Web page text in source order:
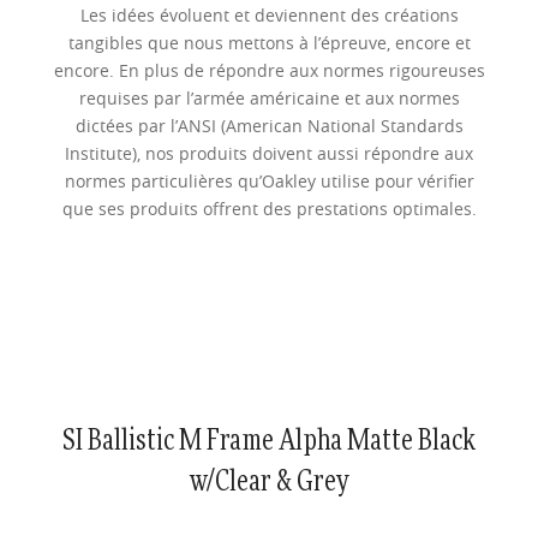
Les idées évoluent et deviennent des créations
tangibles que nous mettons à l’épreuve, encore et
encore. En plus de répondre aux normes rigoureuses
requises par l’armée américaine et aux normes
dictées par l’ANSI (American National Standards
Institute), nos produits doivent aussi répondre aux
normes particulières qu’Oakley utilise pour vérifier
que ses produits offrent des prestations optimales.
SI Ballistic M Frame Alpha Matte Black
w/Clear & Grey